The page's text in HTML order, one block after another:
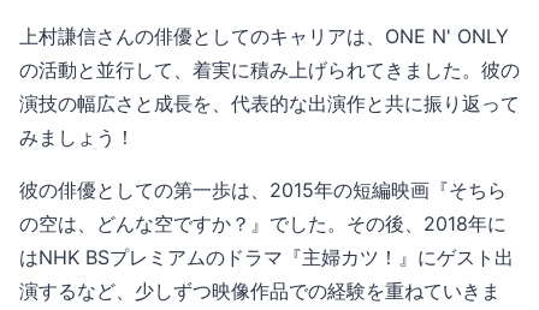
上村謙信さんの俳優としてのキャリアは、ONE N' ONLY
の活動と並行して、着実に積み上げられてきました。彼の
演技の幅広さと成長を、代表的な出演作と共に振り返って
みましょう！
彼の俳優としての第一歩は、2015年の短編映画『そちら
の空は、どんな空ですか？』でした。その後、2018年に
はNHK BSプレミアムのドラマ『主婦カツ！』にゲスト出
演するなど、少しずつ映像作品での経験を重ねていきま